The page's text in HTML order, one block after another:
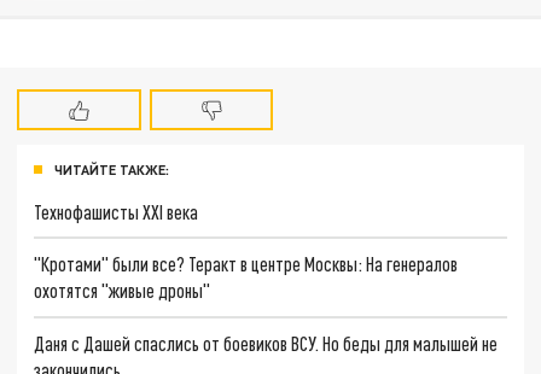
ЧИТАЙТЕ ТАКЖЕ:
Технофашисты XXI века
"Кротами" были все? Теракт в центре Москвы: На генералов
охотятся "живые дроны"
Даня с Дашей спаслись от боевиков ВСУ. Но беды для малышей не